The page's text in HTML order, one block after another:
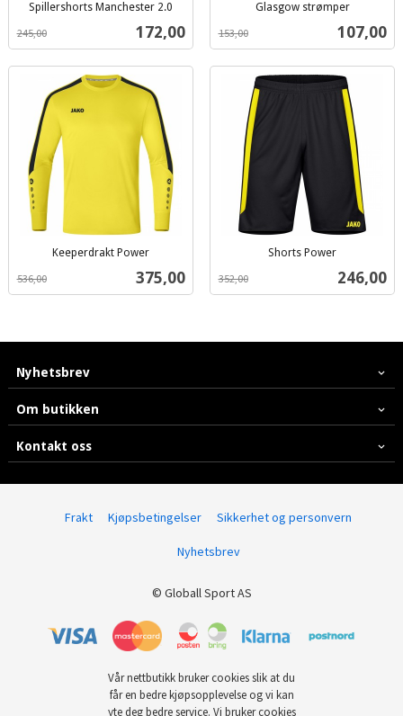
Spillershorts Manchester 2.0
Tilbud
172,00
245,00
mva.
Glasgow strømper
Tilbud
107,00
153,00
mva.
Keeperdrakt Power
Tilbud
375,00
536,00
mva.
Shorts Power
Tilbud
246,00
352,00
mva.
Nyhetsbrev
Om butikken
Kontakt oss
Frakt Kjøpsbetingelser Sikkerhet og personvern
Nyhetsbrev
© Globall Sport AS
Vår nettbutikk bruker cookies slik at du
får en bedre kjøpsopplevelse og vi kan
yte deg bedre service. Vi bruker cookies